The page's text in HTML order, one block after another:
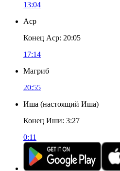
13:04
Аср
Конец Аср: 20:05
17:14
Магриб
20:55
Иша (настоящий Иша)
Конец Иши: 3:27
0:11